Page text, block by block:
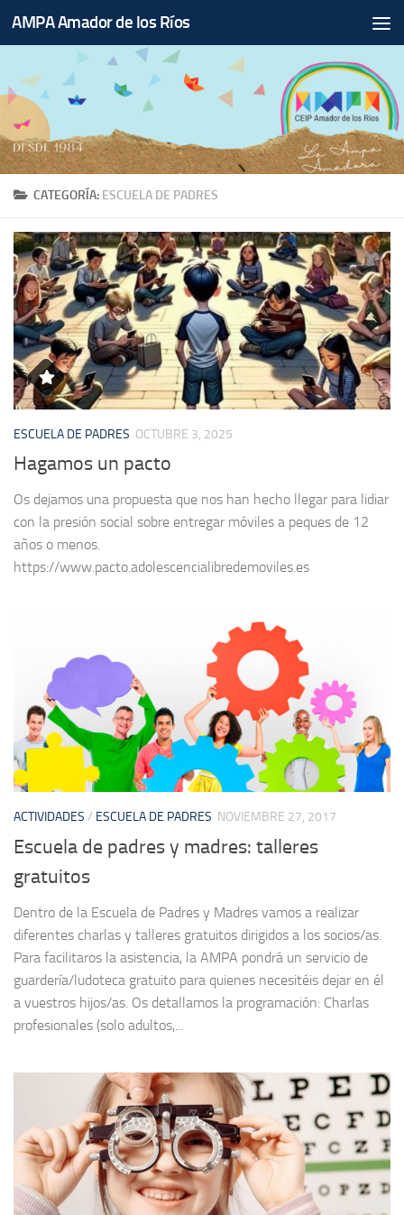
Saltar al contenido
AMPA Amador de los Ríos
CATEGORÍA: ESCUELA DE PADRES
ESCUELA DE PADRES OCTUBRE 3, 2025
Hagamos un pacto
Os dejamos una propuesta que nos han hecho llegar para lidiar
con la presión social sobre entregar móviles a peques de 12
años o menos.
https://www.pacto.adolescencialibredemoviles.es
ACTIVIDADES / ESCUELA DE PADRES NOVIEMBRE 27, 2017
Escuela de padres y madres: talleres
gratuitos
Dentro de la Escuela de Padres y Madres vamos a realizar
diferentes charlas y talleres gratuitos dirigidos a los socios/as.
Para facilitaros la asistencia, la AMPA pondrá un servicio de
guardería/ludoteca gratuito para quienes necesitéis dejar en él
a vuestros hijos/as. Os detallamos la programación: Charlas
profesionales (solo adultos,...